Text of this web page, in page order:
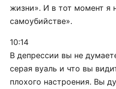
жизни». И в тот момент я
самоубийстве».
10:14
В депрессии вы не
серая вуаль и что вы
плохого настроения. Вы